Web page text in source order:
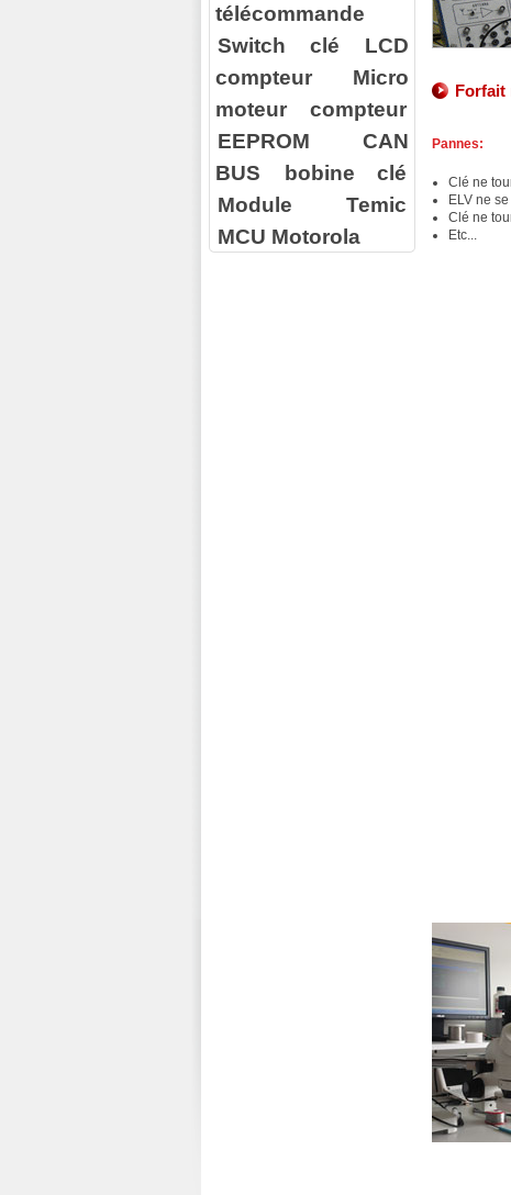
télécommande
Switch clé
LCD
compteur
Micro
moteur compteur
EEPROM
CAN
BUS
bobine clé
Module Temic
MCU Motorola
Forfait
Pannes:
Clé ne
ELV ne
Clé ne
Etc...